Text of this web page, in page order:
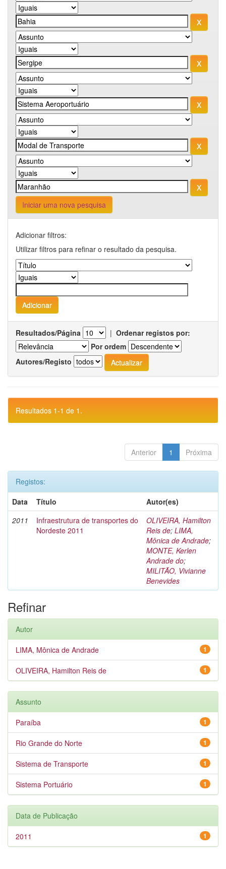
Iniciar uma nova pesquisa
Adicionar filtros:
Utilizar filtros para refinar o resultado da pesquisa.
Resultados/Página | Ordenar registos por:
Por ordem
Autores/Registo
Resultados 1-1 de 1.
Anterior 1 Próxima
Registos:
Data
Título
Autor(es)
2011
Infraestrutura de transportes do
Nordeste 2011
OLIVEIRA, Hamilton
Reis de; LIMA,
Mônica de Andrade;
MONTE, Kerlen
Andrade do;
MILITÃO, Vivianne
Benevides
Refinar
Autor
1
LIMA, Mônica de Andrade
1
OLIVEIRA, Hamilton Reis de
Assunto
1
Paraíba
1
Rio Grande do Norte
1
Sistema de Transporte
1
Sistema Portuário
Data de Publicação
1
2011